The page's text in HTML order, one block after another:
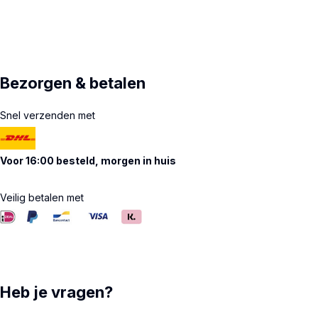
Bezorgen & betalen
Snel verzenden met
Voor 16:00 besteld, morgen in huis
Veilig betalen met
Heb je vragen?